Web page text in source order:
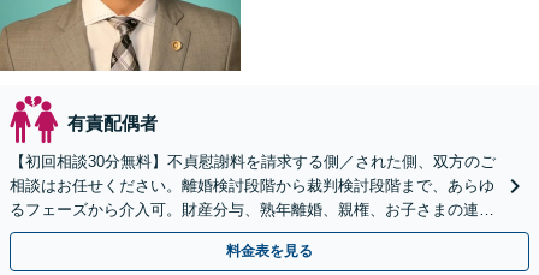
有責配偶者
【初回相談30分無料】不貞慰謝料を請求する側／された側、双方のご
相談はお任せください。離婚検討段階から裁判検討段階まで、あらゆ
るフェーズから介入可。財産分与、熟年離婚、親権、お子さまの連れ
去りなど幅広いご相談に対応【弁護士歴10年以上】
料金表を見る